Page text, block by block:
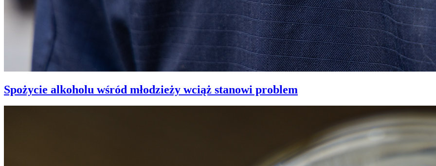
Spożycie alkoholu wśród młodzieży wciąż stanowi problem